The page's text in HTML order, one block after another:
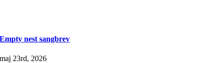
Empty nest sangbrev
maj 23rd, 2026